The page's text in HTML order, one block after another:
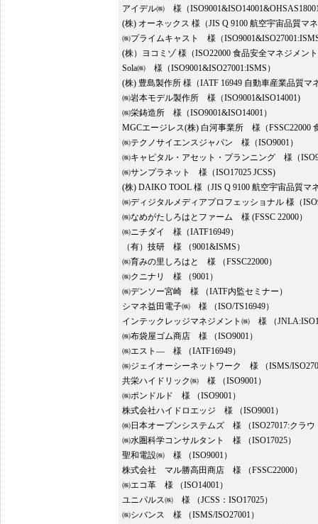
アイデル㈱ 様（
(株) オーネックス 様（JIS Q 9100 航空宇宙品質マ
㈱プライムキャスト 様（
(株）ヨコミゾ 様（ISO22000 食品安全マネジメン
Sola㈱ 様（ISO9001&ISO27001:ISMS）
(株) 豊島製作所 様（IATF 16949 自動車産業品質マ
㈱岩本モデル製作所 様（ISO9001&ISO14001)
㈱栄鋳造所 様（ISO9001&ISO14001）
MGCエージレス(株) 白河事業所 様（FSSC22000
㈱テクノサイエンスジャパン 様（ISO9001）
㈱キャピタル・アセット・プランニング 様（
㈱サンプラネット 様（ISO17025 JCSS)
(株) DAIKO TOOL 様（JIS Q 9100 航空宇宙品質マ
㈱ディジタルメディアプロフェッショナル 様（
㈱なめがたしろはとファーム 様 (FSSC 22000）
㈱ニチダイ 様（IATF16949）
（有）技研 様 （9001&ISMS）
㈱育みの里しろはと 様 （FSSC22000）
㈱クニナリ 様 （9001）
㈱デンソー宮崎 様 （IATF内監セミナー）
シマネ益田電子㈱ 様 （ISO/TS16949）
インテックレッジマネジメント㈱ 様 （
㈱布袋屋ゴム商店 様 （ISO9001）
㈱エスト― 様 （IATF16949）
㈱ジェイオーシーネットワーク 様 （ISMS/
共栄ハイドリック㈱ 様 （ISO9001）
㈱ポンドルド 様 （ISO9001）
株式会社ハイドロエッジ 様 （ISO9001）
㈱日本オープンシステムズ 様 （ISO27017:クラ
㈱水圏科学コンサルタント 様 （ISO17025）
聖和電設㈱ 様 （ISO9001）
株式会社 マル勝高田商店 様 （FSSC22000）
㈱エコ革 様 （ISO14001）
ユニパルス㈱ 様 （JCSS：ISO17025）
㈱シバンス 様 （ISMS/ISO27001）